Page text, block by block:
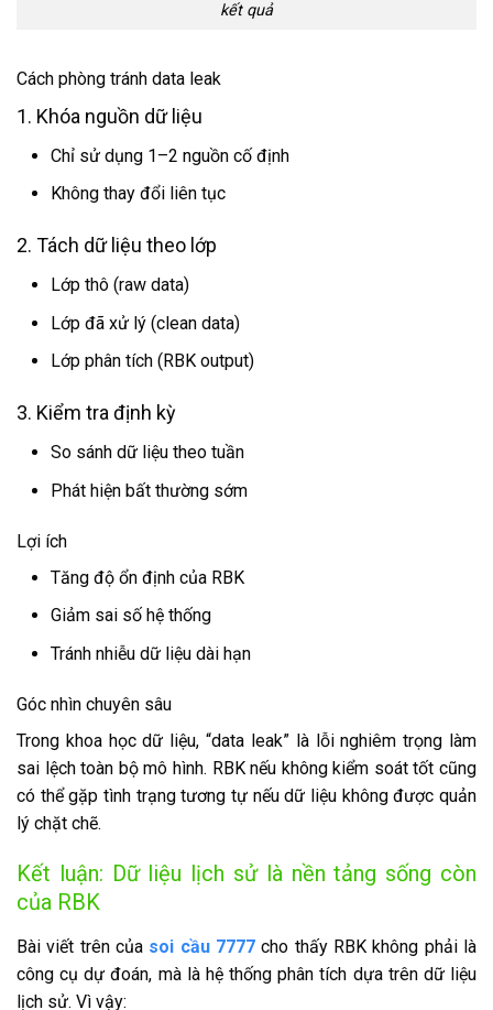
kết quả
Cách phòng tránh data leak
1. Khóa nguồn dữ liệu
Chỉ sử dụng 1–2 nguồn cố định
Không thay đổi liên tục
2. Tách dữ liệu theo lớp
Lớp thô (raw data)
Lớp đã xử lý (clean data)
Lớp phân tích (RBK output)
3. Kiểm tra định kỳ
So sánh dữ liệu theo tuần
Phát hiện bất thường sớm
Lợi ích
Tăng độ ổn định của RBK
Giảm sai số hệ thống
Tránh nhiễu dữ liệu dài hạn
Góc nhìn chuyên sâu
Trong khoa học dữ liệu, “data leak” là lỗi nghiêm trọng làm
sai lệch toàn bộ mô hình. RBK nếu không kiểm soát tốt cũng
có thể gặp tình trạng tương tự nếu dữ liệu không được quản
lý chặt chẽ.
Kết luận: Dữ liệu lịch sử là nền tảng sống còn
của RBK
Bài viết trên của soi cầu 7777 cho thấy RBK không phải là
công cụ dự đoán, mà là hệ thống phân tích dựa trên dữ liệu
lịch sử. Vì vậy: